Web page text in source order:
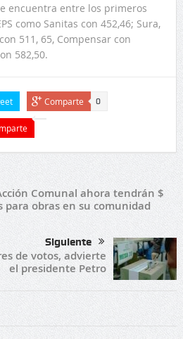
encuentra entre los primeros
como Sanitas con 452,46; Sura,
511, 65, Compensar con
582,50.
Comparte 0
Comunal ahora tendrán $
para obras en su comunidad
Siguiente
de votos, advierte
el presidente Petro